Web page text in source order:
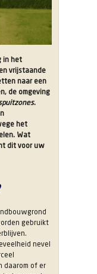
in het
vrijstaande
naar een
de omgeving
.
het
Wat
dit voor uw
gebruikt
nevel
daarom of er